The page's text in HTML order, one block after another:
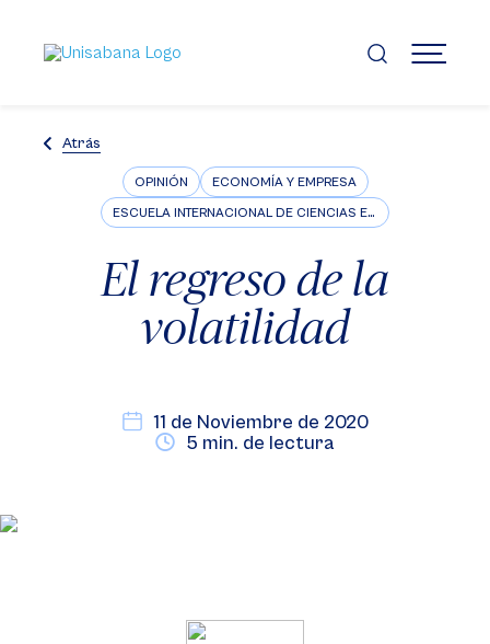
contenido
principal
MENÚ
Atrás
OPINIÓN ECONOMÍA Y EMPRESA
ESCUELA INTERNACIONAL DE CIENCIAS ECONÓMICAS Y ADMINISTRATIVAS
El regreso de la
volatilidad
11 de Noviembre de 2020
5 min. de lectura